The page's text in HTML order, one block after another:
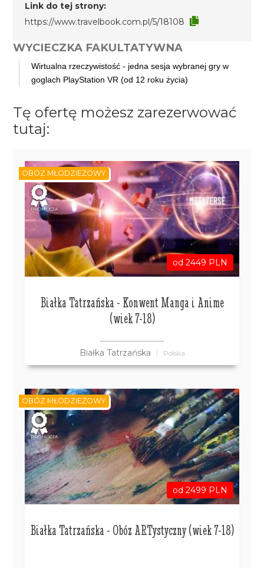
Link do tej strony:
https://www.travelbook.com.pl/5/18108
WYCIECZKA FAKULTATYWNA
Wirtualna rzeczywistość - jedna sesja wybranej gry w
goglach PlayStation VR (od 12 roku życia)
Tę ofertę możesz zarezerwować
tutaj:
od 2449 PLN
Białka Tatrzańska - Konwent Manga i Anime
(wiek 7-18)
Białka Tatrzańska Polska
OBÓZ MŁODZIEŻOWY
PROMOCJA
od 2499 PLN
Białka Tatrzańska - Obóz ARTystyczny (wiek 7-18)
OBÓZ MŁODZIEŻOWY
PROMOCJA